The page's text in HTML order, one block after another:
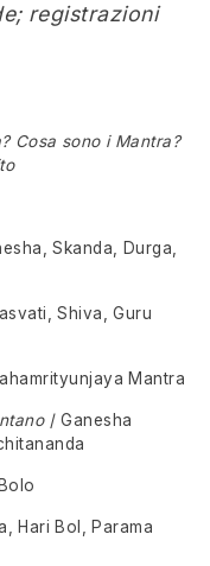
registrazioni
Cosa sono i Mantra?
Skanda, Durga,
Shiva, Guru
Mantra
/ Ganesha
Hari Bol, Parama